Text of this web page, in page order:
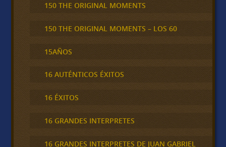
150 THE ORIGINAL MOMENTS
150 THE ORIGINAL MOMENTS – LOS 60
15AÑOS
16 AUTÉNTICOS ÉXITOS
16 ÉXITOS
16 GRANDES INTERPRETES
16 GRANDES INTERPRETES DE JUAN GABRIEL